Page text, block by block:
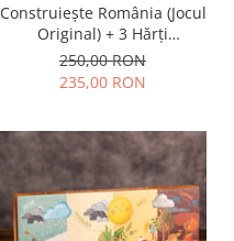
Construiește România (Jocul
Original) + 3 Hărți
Suplimentare
250,00 RON
235,00 RON